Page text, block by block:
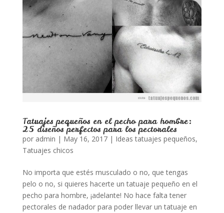
Tatuajes pequeños en el pecho para hombre:
25 diseños perfectos para los pectorales
por admin | May 16, 2017| Ideas tatuajes pequeños,
Tatuajes chicos
No importa que estés musculado o no, que tengas
pelo o no, si quieres hacerte un tatuaje pequeño en el
pecho para hombre, ¡adelante! No hace falta tener
pectorales de nadador para poder llevar un tatuaje en